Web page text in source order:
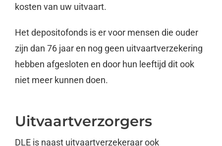
kosten van uw uitvaart.
Het depositofonds is er voor mensen die ouder
zijn dan 76 jaar en nog geen uitvaartverzekering
hebben afgesloten en door hun leeftijd dit ook
niet meer kunnen doen.
Uitvaartverzorgers
DLE is naast uitvaartverzekeraar ook